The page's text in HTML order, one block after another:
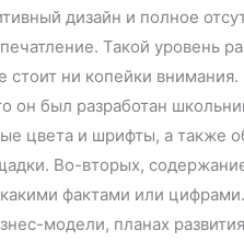
дизайн и полное
Такой уровень
ни копейки
он был разработан
цвета и шрифты, а также
Во-вторых,
фактами или
модели, планах